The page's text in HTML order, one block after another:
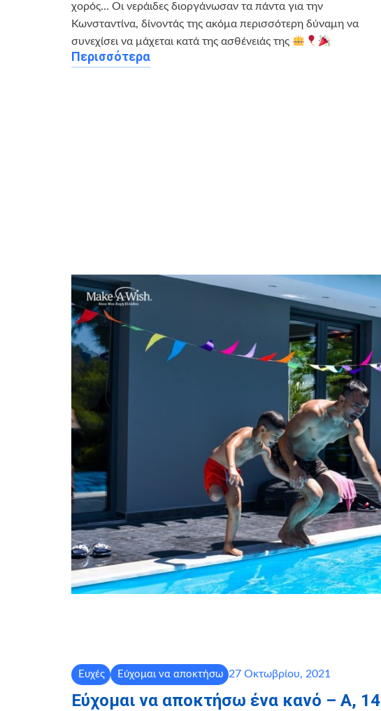
χορός… Οι νεράιδες διοργάνωσαν τα πάντα για την
Κωνσταντίνα, δίνοντάς της ακόμα περισσότερη δύναμη να
συνεχίσει να μάχεται κατά της ασθένειάς της
Περισσότερα
Ευχές Εύχομαι να αποκτήσω 27 Οκτωβρίου, 2021
Εύχομαι να αποκτήσω ένα κανό – Α, 14